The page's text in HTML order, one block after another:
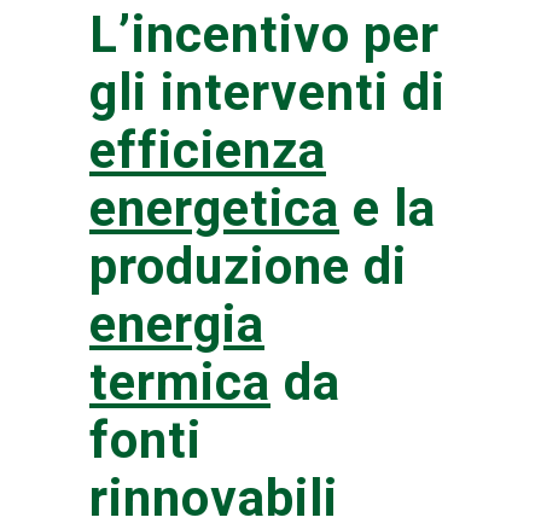
L’incentivo per
gli interventi di
efficienza
energetica e la
produzione di
energia
termica da
fonti
rinnovabili